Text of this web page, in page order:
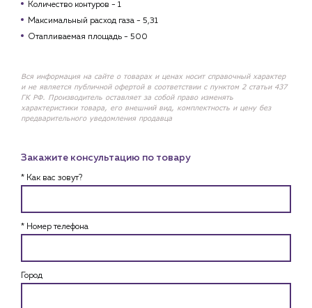
Количество контуров - 1
Максимальный расход газа - 5,31
Отапливаемая площадь - 500
Вся информация на сайте о товарах и ценах носит справочный характер
и не является публичной офертой в соответствии с пунктом 2 статьи 437
ГК РФ. Производитель оставляет за собой право изменять
характеристики товара, его внешний вид, комплектность и цену без
предварительного уведомления продавца
Закажите консультацию по товару
* Как вас зовут?
* Номер телефона
Город